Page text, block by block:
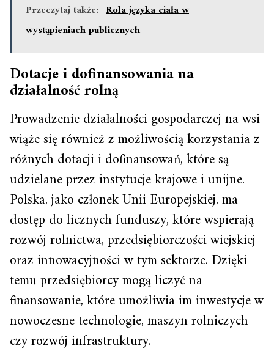
Przeczytaj także: Rola języka ciała w
wystąpieniach publicznych
Dotacje i dofinansowania na
działalność rolną
Prowadzenie działalności gospodarczej na wsi
wiąże się również z możliwością korzystania z
różnych dotacji i dofinansowań, które są
udzielane przez instytucje krajowe i unijne.
Polska, jako członek Unii Europejskiej, ma
dostęp do licznych funduszy, które wspierają
rozwój rolnictwa, przedsiębiorczości wiejskiej
oraz innowacyjności w tym sektorze. Dzięki
temu przedsiębiorcy mogą liczyć na
finansowanie, które umożliwia im inwestycje w
nowoczesne technologie, maszyn rolniczych
czy rozwój infrastruktury.